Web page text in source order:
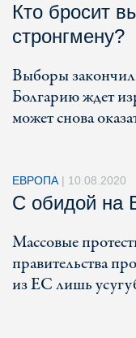
Кто бросит
стронгмену?
Выборы
Болгарию ждет
может снова
ЕВРОПА | 10.08.2020
С обидой на
Массовые
правительства
из ЕС лишь